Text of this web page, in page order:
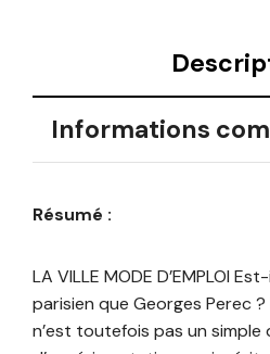
Informations
Résumé :
LA VILLE MODE D’EMPLOI
parisien que Georges Perec
n’est toutefois pas un simple